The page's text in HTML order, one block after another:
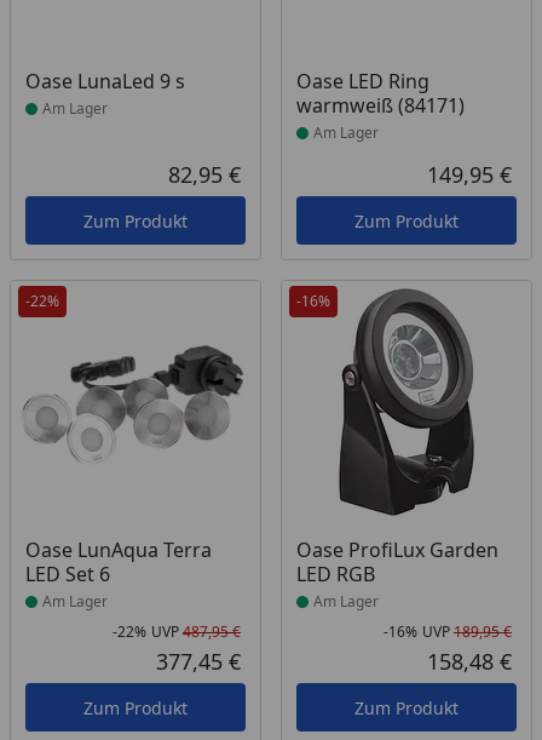
Oase LunaLed 9 s
Produkt am Lager
Am Lager
Aktueller Preis
82,95 €
Zum Produkt
Oase LED Ring
warmweiß (84171)
Produkt am Lager
Am Lager
149,95 €
Zum Produkt
-22%
Oase LunAqua Terra
LED Set 6
Produkt am Lager
Am Lager
Rabatt in Prozent
-22%
Ursprünglicher Preis
UVP487,95 €
Aktueller Preis
377,45 €
Zum Produkt
-16%
Oase ProfiLux Garden
LED RGB
Produkt am Lager
Am Lager
-16% UVP189,95 €
158,48 €
Zum Produkt